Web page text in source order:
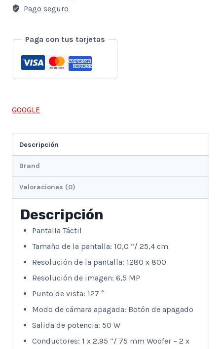
Pago seguro
Paga con tus tarjetas
GOOGLE
Descripción
Brand
Valoraciones (0)
Descripción
Pantalla Táctil
Tamaño de la pantalla: 10,0 “/ 25,4 cm
Resolución de la pantalla: 1280 x 800
Resolución de imagen: 6,5 MP
Punto de vista: 127 °
Modo de cámara apagada: Botón de apagado
Salida de potencia: 50 W
Conductores: 1 x 2,95 “/ 75 mm Woofer – 2 x